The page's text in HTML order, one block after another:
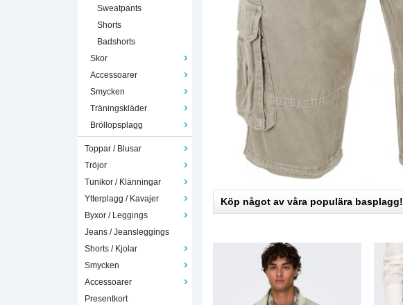
Sweatpants
Shorts
Badshorts
Skor
Accessoarer
Smycken
Träningskläder
Bröllopsplagg
Toppar / Blusar
Tröjor
Tunikor / Klänningar
Ytterplagg / Kavajer
Byxor / Leggings
Jeans / Jeansleggings
Shorts / Kjolar
Smycken
Accessoarer
Presentkort
Köp något av våra populära basplagg!